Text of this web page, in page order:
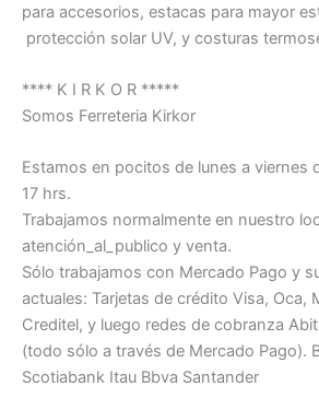
para accesorios, estacas para mayor
protección solar UV, y costuras
**** K I R K O R *****
Somos Ferreteria Kirkor
Estamos en pocitos de lunes a viernes
17 hrs.
Trabajamos normalmente en nuestro
atención_al_publico y venta.
Sólo trabajamos con Mercado Pago y
actuales: Tarjetas de crédito Visa, Oca,
Creditel, y luego redes de cobranza
(todo sólo a través de Mercado Pago).
Scotiabank Itau Bbva Santander